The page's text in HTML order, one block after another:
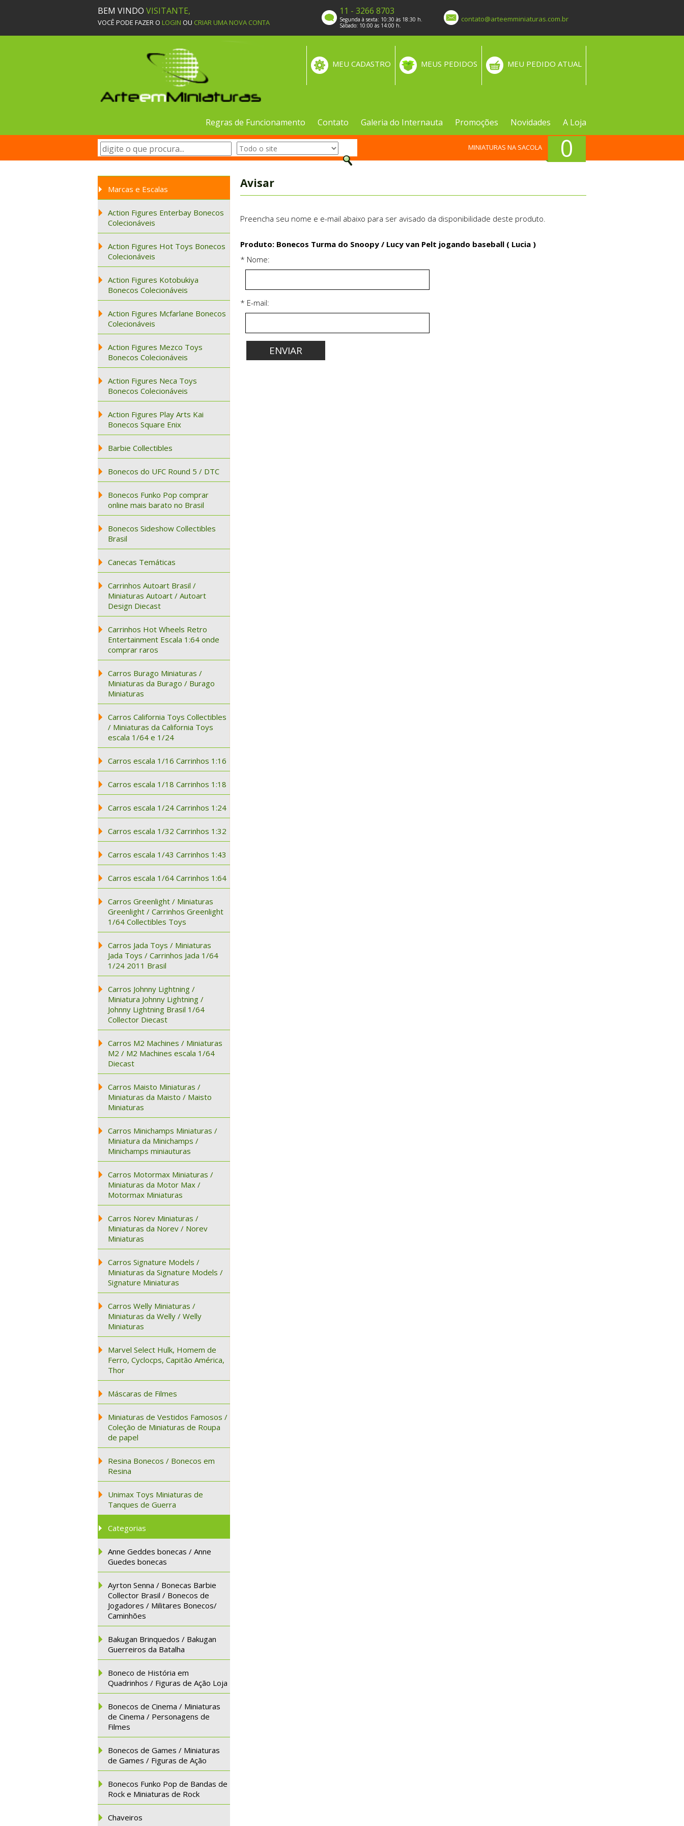
BEM VINDO VISITANTE,
VOCÊ PODE FAZER O LOGIN OU CRIAR UMA NOVA CONTA
11 - 3266 8703
Segunda à sexta: 10:30 às 18:30 h.
Sábado: 10:00 às 14:00 h.
contato@arteemminiaturas.com.br
MEU PEDIDO ATUAL
MEUS PEDIDOS
MEU CADASTRO
Regras de Funcionamento Contato Galeria do Internauta Promoções Novidades A Loja
0
MINIATURAS NA SACOLA
Marcas e Escalas
Action Figures Enterbay Bonecos
Colecionáveis
Action Figures Hot Toys Bonecos
Colecionáveis
Action Figures Kotobukiya
Bonecos Colecionáveis
Action Figures Mcfarlane Bonecos
Colecionáveis
Action Figures Mezco Toys
Bonecos Colecionáveis
Action Figures Neca Toys
Bonecos Colecionáveis
Action Figures Play Arts Kai
Bonecos Square Enix
Barbie Collectibles
Bonecos do UFC Round 5 / DTC
Bonecos Funko Pop comprar
online mais barato no Brasil
Bonecos Sideshow Collectibles
Brasil
Canecas Temáticas
Carrinhos Autoart Brasil /
Miniaturas Autoart / Autoart
Design Diecast
Carrinhos Hot Wheels Retro
Entertainment Escala 1:64 onde
comprar raros
Carros Burago Miniaturas /
Miniaturas da Burago / Burago
Miniaturas
Carros California Toys Collectibles
/ Miniaturas da California Toys
escala 1/64 e 1/24
Carros escala 1/16 Carrinhos 1:16
Carros escala 1/18 Carrinhos 1:18
Carros escala 1/24 Carrinhos 1:24
Carros escala 1/32 Carrinhos 1:32
Carros escala 1/43 Carrinhos 1:43
Carros escala 1/64 Carrinhos 1:64
Carros Greenlight / Miniaturas
Greenlight / Carrinhos Greenlight
1/64 Collectibles Toys
Carros Jada Toys / Miniaturas
Jada Toys / Carrinhos Jada 1/64
1/24 2011 Brasil
Carros Johnny Lightning /
Miniatura Johnny Lightning /
Johnny Lightning Brasil 1/64
Collector Diecast
Carros M2 Machines / Miniaturas
M2 / M2 Machines escala 1/64
Diecast
Carros Maisto Miniaturas /
Miniaturas da Maisto / Maisto
Miniaturas
Carros Minichamps Miniaturas /
Miniatura da Minichamps /
Minichamps miniauturas
Carros Motormax Miniaturas /
Miniaturas da Motor Max /
Motormax Miniaturas
Carros Norev Miniaturas /
Miniaturas da Norev / Norev
Miniaturas
Carros Signature Models /
Miniaturas da Signature Models /
Signature Miniaturas
Carros Welly Miniaturas /
Miniaturas da Welly / Welly
Miniaturas
Marvel Select Hulk, Homem de
Ferro, Cyclocps, Capitão América,
Thor
Máscaras de Filmes
Miniaturas de Vestidos Famosos /
Coleção de Miniaturas de Roupa
de papel
Resina Bonecos / Bonecos em
Resina
Unimax Toys Miniaturas de
Tanques de Guerra
Categorias
Anne Geddes bonecas / Anne
Guedes bonecas
Ayrton Senna / Bonecas Barbie
Collector Brasil / Bonecos de
Jogadores / Militares Bonecos/
Caminhões
Bakugan Brinquedos / Bakugan
Guerreiros da Batalha
Boneco de História em
Quadrinhos / Figuras de Ação Loja
Bonecos de Cinema / Miniaturas
de Cinema / Personagens de
Filmes
Bonecos de Games / Miniaturas
de Games / Figuras de Ação
Bonecos Funko Pop de Bandas de
Rock e Miniaturas de Rock
Chaveiros
Avisar
Preencha seu nome e e-mail abaixo para ser avisado da disponibilidade deste produto.
Produto: Bonecos Turma do Snoopy / Lucy van Pelt jogando baseball ( Lucia )
* Nome:
* E-mail: